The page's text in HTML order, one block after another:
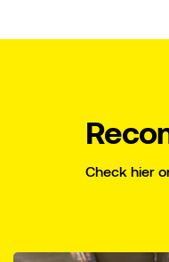
Check hier